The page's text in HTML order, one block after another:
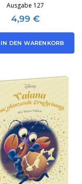
Ausgabe 127
4,99 €
IN DEN WARENKORB